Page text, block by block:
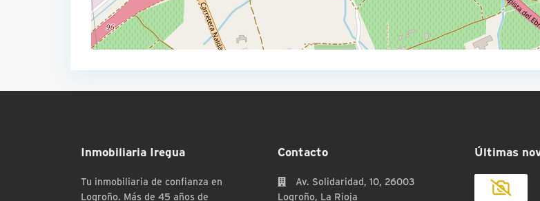
Inmobiliaria Iregua
Tu inmobiliaria de confianza en
Logroño. Más de 45 años de
Contacto
Av. Solidaridad, 10, 26003
Logroño, La Rioja
Últimas